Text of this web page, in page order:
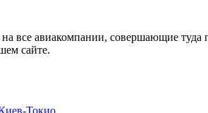
все авиакомпании, совершающие туда
сайте.
Токио